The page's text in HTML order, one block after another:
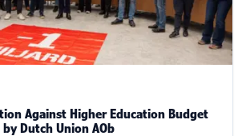
Against Higher Education Budget
Dutch Union AOb